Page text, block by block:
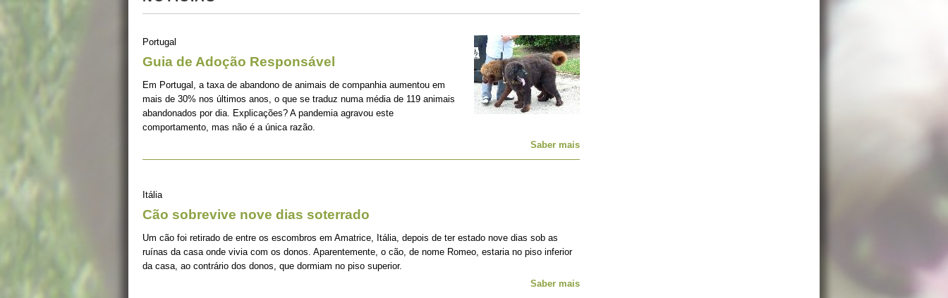
Portugal
Guia de Adoção Responsável
Em Portugal, a taxa de abandono de animais de companhia aumentou em
mais de 30% nos últimos anos, o que se traduz numa média de 119 animais
abandonados por dia. Explicações? A pandemia agravou este
comportamento, mas não é a única razão.
Saber mais
Itália
Cão sobrevive nove dias soterrado
Um cão foi retirado de entre os escombros em Amatrice, Itália, depois de ter estado nove dias sob as
ruínas da casa onde vivia com os donos. Aparentemente, o cão, de nome Romeo, estaria no piso inferior
da casa, ao contrário dos donos, que dormiam no piso superior.
Saber mais